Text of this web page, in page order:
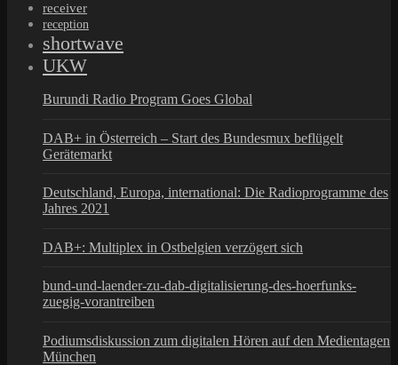
receiver
reception
shortwave
UKW
Burundi Radio Program Goes Global
DAB+ in Österreich – Start des Bundesmux beflügelt
Gerätemarkt
Deutschland, Europa, international: Die Radioprogramme des
Jahres 2021
DAB+: Multiplex in Ostbelgien verzögert sich
bund-und-laender-zu-dab-digitalisierung-des-hoerfunks-
zuegig-vorantreiben
Podiumsdiskussion zum digitalen Hören auf den Medientagen
München